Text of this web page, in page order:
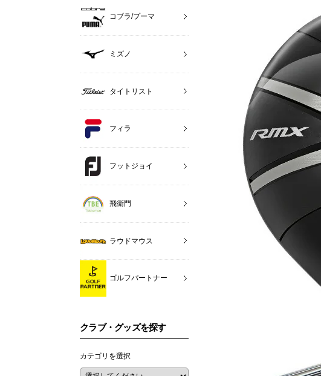
コブラ/プーマ
ミズノ
タイトリスト
フィラ
フットジョイ
飛衛門
ラウドマウス
ゴルフパートナー
クラブ・グッズを探す
カテゴリを選択